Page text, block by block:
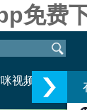
免费
视频